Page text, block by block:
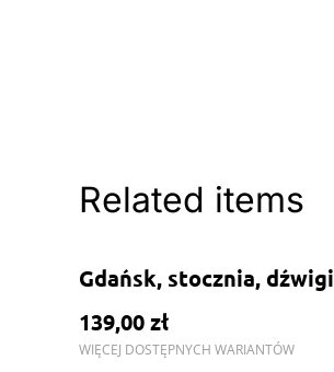
Related items
Gdańsk, stocznia, dźwigi
139,00 zł
WIĘCEJ DOSTĘPNYCH WARIANTÓW